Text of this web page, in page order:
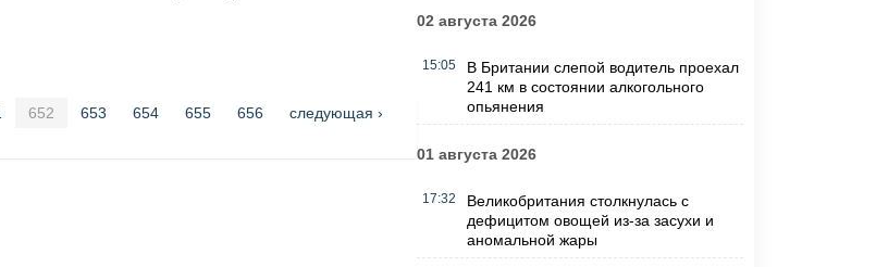
652 653 654 655 656
следующая ›
02 августа 2026
15:05
В Британии слепой водитель проехал
241 км в состоянии алкогольного
опьянения
01 августа 2026
17:32
Великобритания столкнулась с
дефицитом овощей из-за засухи и
аномальной жары